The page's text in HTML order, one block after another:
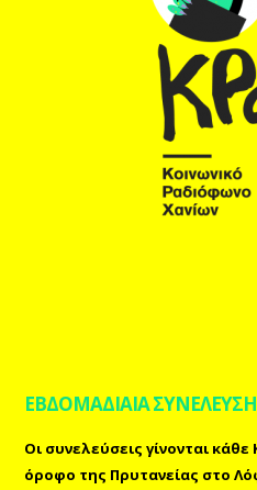
ΕΒΔΟΜΑΔΙΑΙΑ
Οι συνελεύσεις γίνονται
όροφο της Πρυτανείας στο